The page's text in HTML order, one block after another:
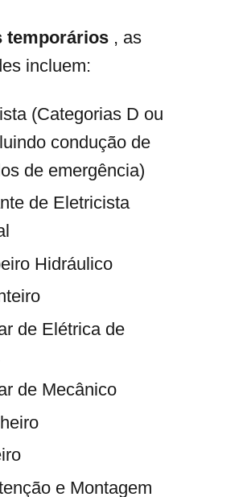
temporários , as
incluem:
(Categorias D ou
condução de
de emergência)
de Eletricista
Hidráulico
de Elétrica de
de Mecânico
e Montagem